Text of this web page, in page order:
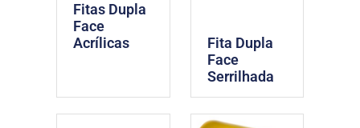
Fitas Dupla
Face
Acrílicas
Fita Dupla
Face
Serrilhada